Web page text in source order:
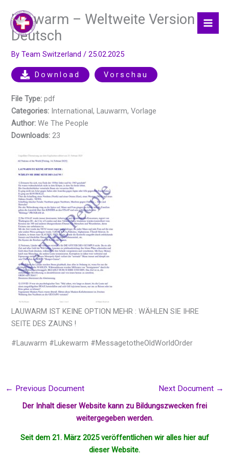
content
Lauwarm – Weltweite Version –
Deutsch
ByTeam Switzerland/25.02.2025
LAUWARM IST KEINE OPTION MEHR : WÄHLEN SIE IHRE
SEITE DES ZAUNS !
#Lauwarm #Lukewarm #MessagetotheOldWorldOrder
Download Vorschau
File Type:pdf
Categories: International, Lauwarm, Vorlage
Author:We The People
Downloads:23
← Previous Document Next Document →
Der Inhalt dieser Website kann zu Bildungszwecken frei
weitergegeben werden.
Seit dem 21. März 2025 veröffentlichen wir alles hier auf
dieser Website.